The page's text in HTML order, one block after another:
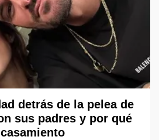
detrás de la pelea de
sus padres y por qué